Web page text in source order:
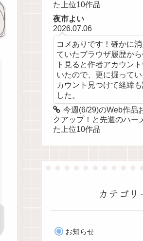
た上位10作品
夜市よい
2026.07.06
コメありです！確かに
ていたブラウザ履歴か
ト見ると作者アカウン
いたので、更に掘って
カウント見つけて経緯
した。
今週(6/29)のWeb作品
クアップ！と先週のハー
た上位10作品
カテゴリ
お知らせ